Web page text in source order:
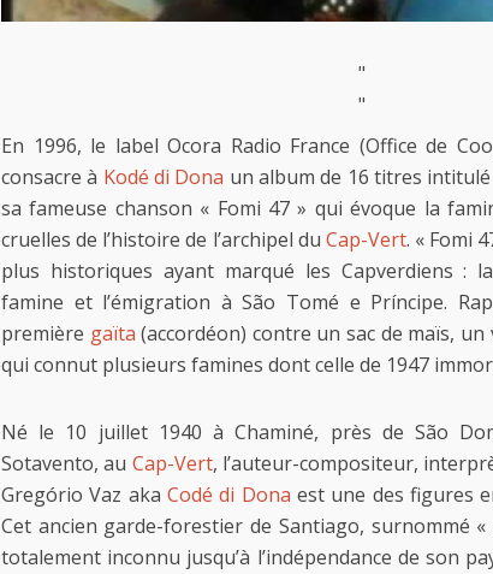
"
"
En 1996, le label Ocora Radio France (Office de
consacre à Kodé di Dona un album de 16 titres
sa fameuse chanson « Fomi 47 » qui évoque la
cruelles de l’histoire de l’archipel du Cap-Vert. « Fomi
plus historiques ayant marqué les Capverdiens :
famine et l’émigration à São Tomé e Príncipe.
première gaïta (accordéon) contre un sac de maïs, un
qui connut plusieurs famines dont celle de 1947
Né le 10 juillet 1940 à Chaminé, près de São
Sotavento, au Cap-Vert, l’auteur-compositeur,
Gregório Vaz aka Codé di Dona est une des figures
Cet ancien garde-forestier de Santiago, surnommé
totalement inconnu jusqu’à l’indépendance de son